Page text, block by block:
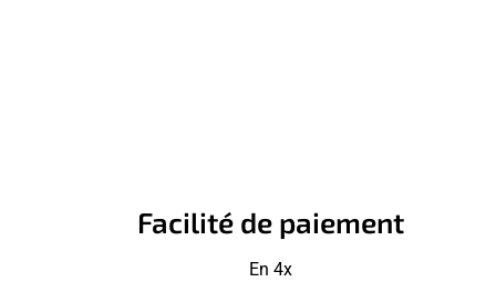
Facilité de paiement
En 4x